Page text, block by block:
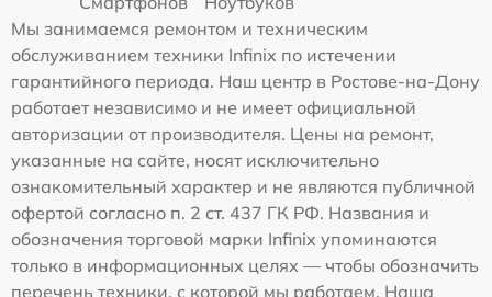
Мы занимаемся ремонтом и техническим
обслуживанием техники Infinix по истечении
гарантийного периода. Наш центр в Ростове-на-Дону
работает независимо и не имеет официальной
авторизации от производителя. Цены на ремонт,
указанные на сайте, носят исключительно
ознакомительный характер и не являются публичной
офертой согласно п. 2 ст. 437 ГК РФ. Названия и
обозначения торговой марки Infinix упоминаются
только в информационных целях — чтобы обозначить
перечень техники, с которой мы работаем. Наша